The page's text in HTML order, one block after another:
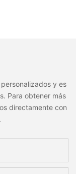
y es
Para obtener más
directamente con